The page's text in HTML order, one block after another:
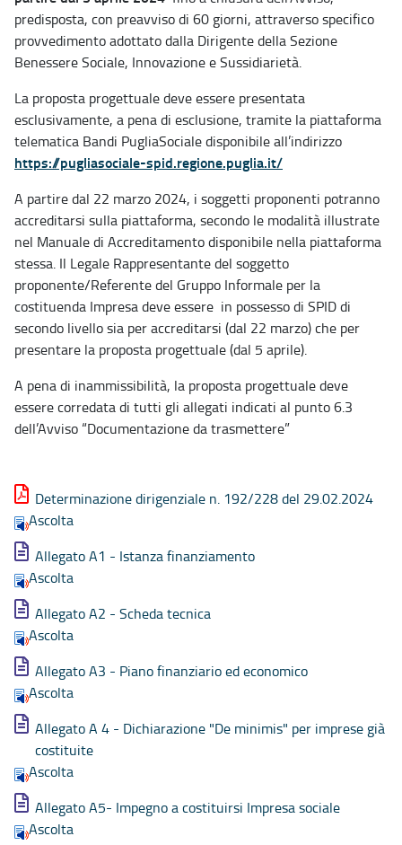
predisposta, con preavviso di 60 giorni, attraverso specifico
provvedimento adottato dalla Dirigente della Sezione
Benessere Sociale, Innovazione e Sussidiarietà.
La proposta progettuale deve essere presentata
esclusivamente, a pena di esclusione, tramite la piattaforma
telematica Bandi PugliaSociale disponibile all’indirizzo
https://pugliasociale-spid.regione.puglia.it/
A partire dal 22 marzo 2024, i soggetti proponenti potranno
accreditarsi sulla piattaforma, secondo le modalità illustrate
nel Manuale di Accreditamento disponibile nella piattaforma
stessa. Il Legale Rappresentante del soggetto
proponente/Referente del Gruppo Informale per la
costituenda Impresa deve essere in possesso di SPID di
secondo livello sia per accreditarsi (dal 22 marzo) che per
presentare la proposta progettuale (dal 5 aprile).
A pena di inammissibilità, la proposta progettuale deve
essere corredata di tutti gli allegati indicati al punto 6.3
dell’Avviso “Documentazione da trasmettere”
Determinazione dirigenziale n. 192/228 del 29.02.2024
Ascolta
Allegato A1 - Istanza finanziamento
Ascolta
Allegato A2 - Scheda tecnica
Ascolta
Allegato A3 - Piano finanziario ed economico
Ascolta
Allegato A 4 - Dichiarazione "De minimis" per imprese già
costituite
Ascolta
Allegato A5- Impegno a costituirsi Impresa sociale
Ascolta